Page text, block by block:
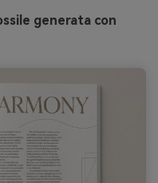
generata con